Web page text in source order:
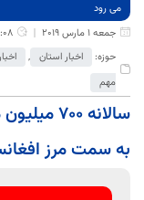
می رود
جمعه 1 مارس 2019
2:08
حوزه:
اخبار استان ,
مهم
سالانه
به سمت مرز